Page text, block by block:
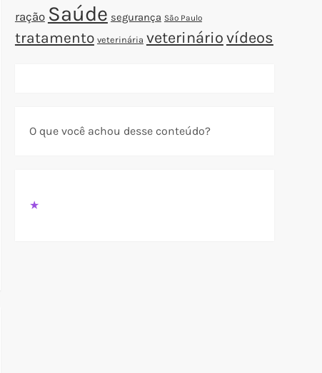
ração Saúde segurança São Paulo
tratamento veterinária veterináriovídeos
O que você achou desse conteúdo?
★